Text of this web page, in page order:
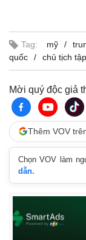
Quan sát
Cuộc sống đó đây
Tag: mỹ
quốc
chủ tịch
Mời quý độc giả
Thêm VOV
Chọn VOV làm
dẫn.